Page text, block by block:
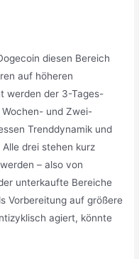
diesen Bereich
auf höheren
werden der 3-Tages-
und Zwei-
Trenddynamik und
drei stehen kurz
– also von
unterkaufte Bereiche
Vorbereitung auf größere
agiert, könnte